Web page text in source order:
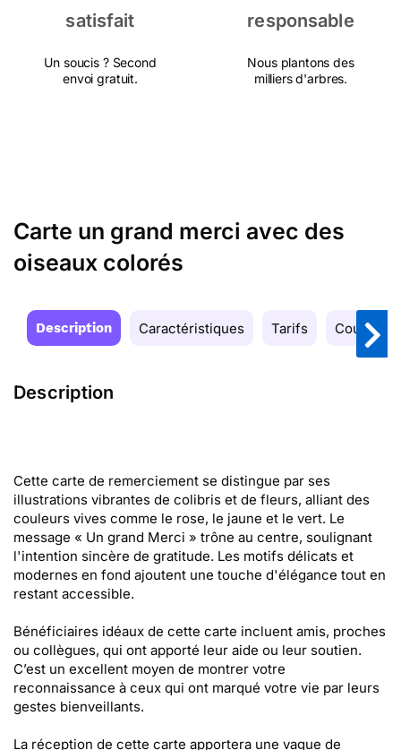
satisfait
Un soucis ? Second
envoi gratuit.
responsable
Nous plantons des
milliers d'arbres.
Carte un grand merci avec des
oiseaux colorés
Description Caractéristiques Tarifs Couleurs
Description
Cette carte de remerciement se distingue par ses
illustrations vibrantes de colibris et de fleurs, alliant des
couleurs vives comme le rose, le jaune et le vert. Le
message « Un grand Merci » trône au centre, soulignant
l'intention sincère de gratitude. Les motifs délicats et
modernes en fond ajoutent une touche d'élégance tout en
restant accessible.
Bénéficiaires idéaux de cette carte incluent amis, proches
ou collègues, qui ont apporté leur aide ou leur soutien.
C’est un excellent moyen de montrer votre
reconnaissance à ceux qui ont marqué votre vie par leurs
gestes bienveillants.
La réception de cette carte apportera une vague de